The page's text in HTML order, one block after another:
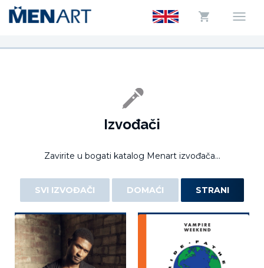
Izvođači
Zavirite u bogati katalog Menart izvođača...
SVI IZVOĐAČI DOMAĆI STRANI